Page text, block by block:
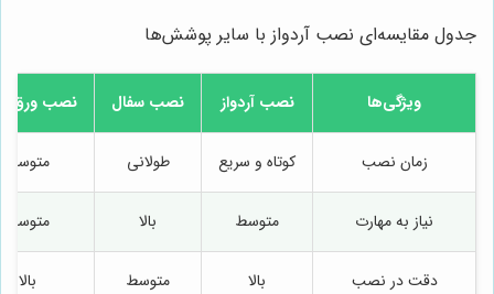
جدول مقایسه‌ای نصب آردواز با سایر پوشش‌ها
ویژگی‌ها نصب آردواز نصب سفال نصب ورق
زمان نصب کوتاه و سریع طولانی متوسط
نیاز به مهارت متوسط بالا متوسط
دقت در نصب بالا متوسط بالا